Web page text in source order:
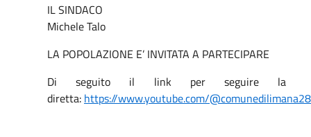
IL SINDACO
Michele Talo
LA POPOLAZIONE E’ INVITATA A PARTECIPARE
Di seguito il link per seguire la
diretta: https://www.youtube.com/